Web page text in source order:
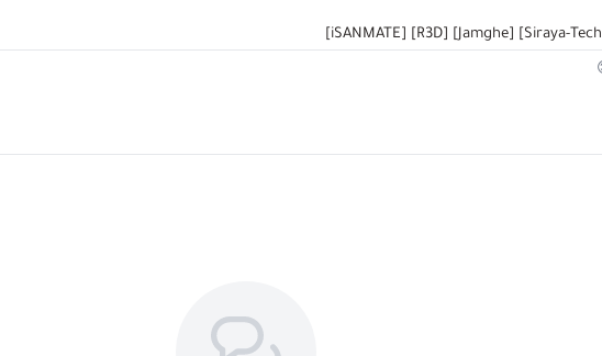
Siraya-Tech
] [
Jamghe
] [
R3D
] [
iSANMATE
]